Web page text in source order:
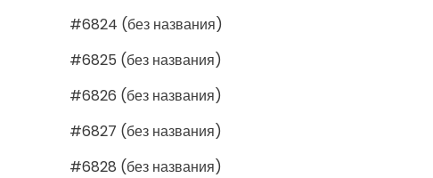
#6824 (без названия)
#6825 (без названия)
#6826 (без названия)
#6827 (без названия)
#6828 (без названия)